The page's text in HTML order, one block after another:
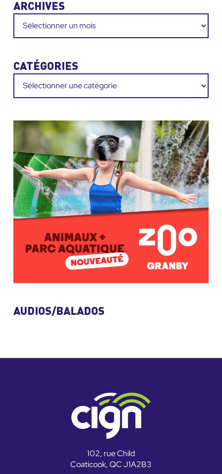
ARCHIVES
Archives
CATÉGORIES
Catégories
AUDIOS/BALADOS
102, rue Child
Coaticook, QC J1A2B3